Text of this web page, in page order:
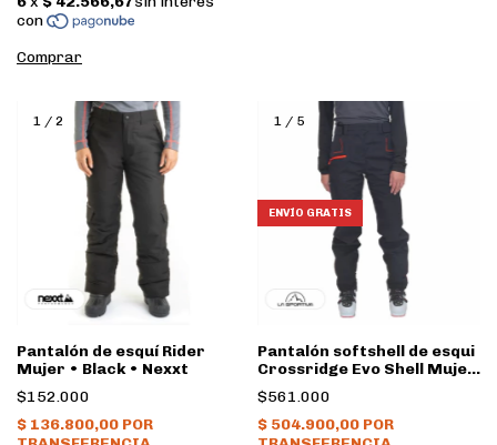
Comprar
1 / 2
Pantalón de esquí Rider
Mujer • Black • Nexxt
$152.000
1/ 5
ENVÍO GRATIS
Pantalón softshell de esqui
Crossridge Evo Shell Mujer
• Black, Cherry Tomato • La
Sportiva
$561.000